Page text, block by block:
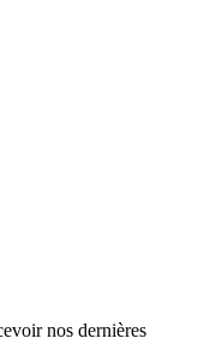
nos dernières